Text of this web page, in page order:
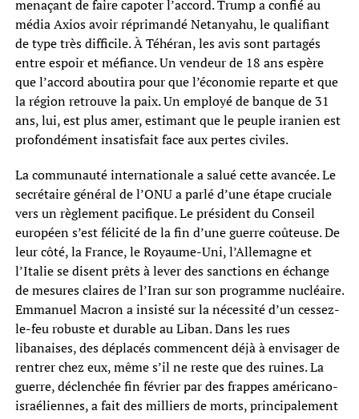
menaçant de faire capoter l’accord. Trump a confié au
média Axios avoir réprimandé Netanyahu, le qualifiant
de type très difficile. À Téhéran, les avis sont partagés
entre espoir et méfiance. Un vendeur de 18 ans espère
que l’accord aboutira pour que l’économie reparte et que
la région retrouve la paix. Un employé de banque de 31
ans, lui, est plus amer, estimant que le peuple iranien est
profondément insatisfait face aux pertes civiles.
La communauté internationale a salué cette avancée. Le
secrétaire général de l’ONU a parlé d’une étape cruciale
vers un règlement pacifique. Le président du Conseil
européen s’est félicité de la fin d’une guerre coûteuse. De
leur côté, la France, le Royaume-Uni, l’Allemagne et
l’Italie se disent prêts à lever des sanctions en échange
de mesures claires de l’Iran sur son programme nucléaire.
Emmanuel Macron a insisté sur la nécessité d’un cessez-
le-feu robuste et durable au Liban. Dans les rues
libanaises, des déplacés commencent déjà à envisager de
rentrer chez eux, même s’il ne reste que des ruines. La
guerre, déclenchée fin février par des frappes américano-
israéliennes, a fait des milliers de morts, principalement